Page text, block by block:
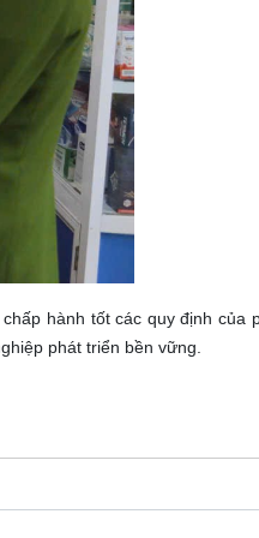
hành tốt các quy định của
phát triển bền vững.